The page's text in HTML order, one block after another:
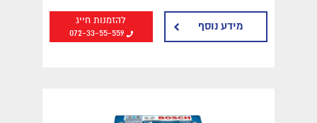
להזמנות חייג
072-33-55-559
מידע נוסף